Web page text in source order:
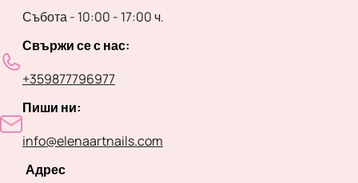
Събота - 10:00 - 17:00 ч.
Свържи се с нас:
+359877796977
Пиши ни:
info@elenaartnails.com
Адрес